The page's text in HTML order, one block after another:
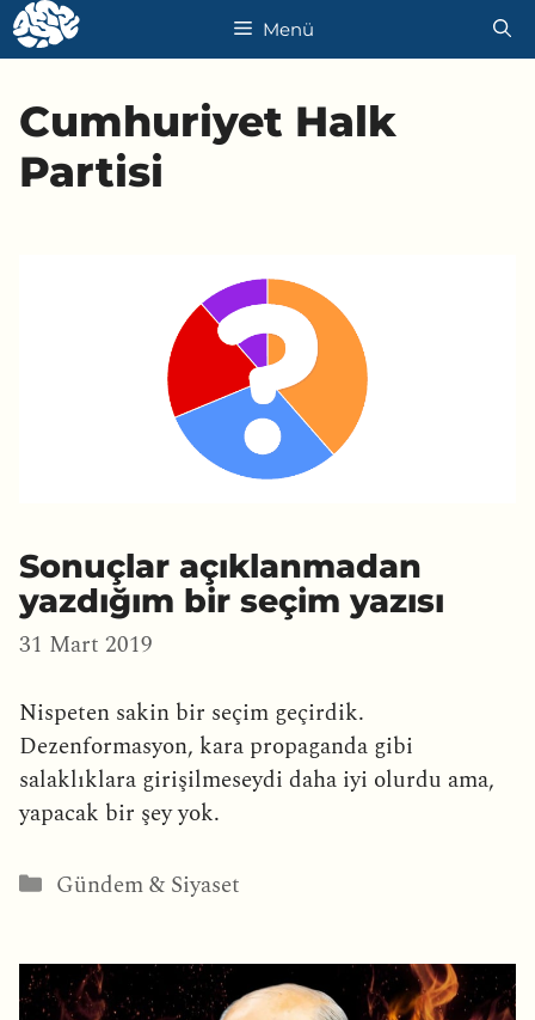
İçeriğe
atla
Menü
Cumhuriyet Halk
Partisi
Sonuçlar açıklanmadan
yazdığım bir seçim yazısı
31 Mart 2019
Nispeten sakin bir seçim geçirdik.
Dezenformasyon, kara propaganda gibi
salaklıklara girişilmeseydi daha iyi olurdu ama,
yapacak bir şey yok.
Kategoriler
Gündem & Siyaset